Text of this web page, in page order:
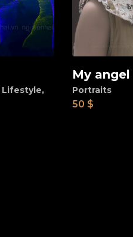
Lifestyle,
Add to cart
My angel
Portraits
50 $